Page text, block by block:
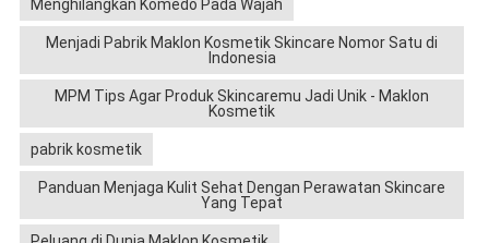
Menghilangkan Komedo Pada Wajah
Menjadi Pabrik Maklon Kosmetik Skincare Nomor Satu di
Indonesia
MPM Tips Agar Produk Skincaremu Jadi Unik - Maklon
Kosmetik
pabrik kosmetik
Panduan Menjaga Kulit Sehat Dengan Perawatan Skincare
Yang Tepat